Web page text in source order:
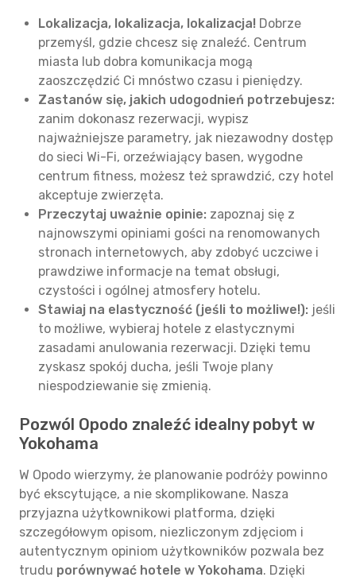
Lokalizacja, lokalizacja, lokalizacja! Dobrze
przemyśl, gdzie chcesz się znaleźć. Centrum
miasta lub dobra komunikacja mogą
zaoszczędzić Ci mnóstwo czasu i pieniędzy.
Zastanów się, jakich udogodnień potrzebujesz:
zanim dokonasz rezerwacji, wypisz
najważniejsze parametry, jak niezawodny dostęp
do sieci Wi-Fi, orzeźwiający basen, wygodne
centrum fitness, możesz też sprawdzić, czy hotel
akceptuje zwierzęta.
Przeczytaj uważnie opinie: zapoznaj się z
najnowszymi opiniami gości na renomowanych
stronach internetowych, aby zdobyć uczciwe i
prawdziwe informacje na temat obsługi,
czystości i ogólnej atmosfery hotelu.
Stawiaj na elastyczność (jeśli to możliwe!): jeśli
to możliwe, wybieraj hotele z elastycznymi
zasadami anulowania rezerwacji. Dzięki temu
zyskasz spokój ducha, jeśli Twoje plany
niespodziewanie się zmienią.
Pozwól Opodo znaleźć idealny pobyt w
Yokohama
W Opodo wierzymy, że planowanie podróży powinno
być ekscytujące, a nie skomplikowane. Nasza
przyjazna użytkownikowi platforma, dzięki
szczegółowym opisom, niezliczonym zdjęciom i
autentycznym opiniom użytkowników pozwala bez
trudu porównywać hotele w Yokohama. Dzięki